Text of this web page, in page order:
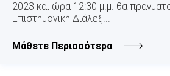
2023 και ώρα 12:30 μ.μ. θα
Επιστημονική Διάλεξ...
Μάθετε Περισσότερα